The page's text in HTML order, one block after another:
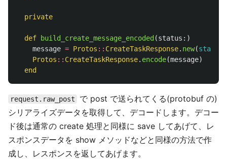
private
def build_create_message_encoded (status :)
message = Protos :: CreateTaskResponse. new(
Protos :: CreateTaskResponse. encode(message)
end
request.raw_post
で post で送られてくる(protobuf の)
シリアライズデータを取得して、デコードします。デコー
ド後は通常の create 処理と同様に save してあげて、レ
スポンスデータを show メソッドなどと同様の方法で作
成し、レスポンスを返してあげます。